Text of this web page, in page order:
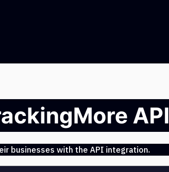
API
businesses with the API integration.